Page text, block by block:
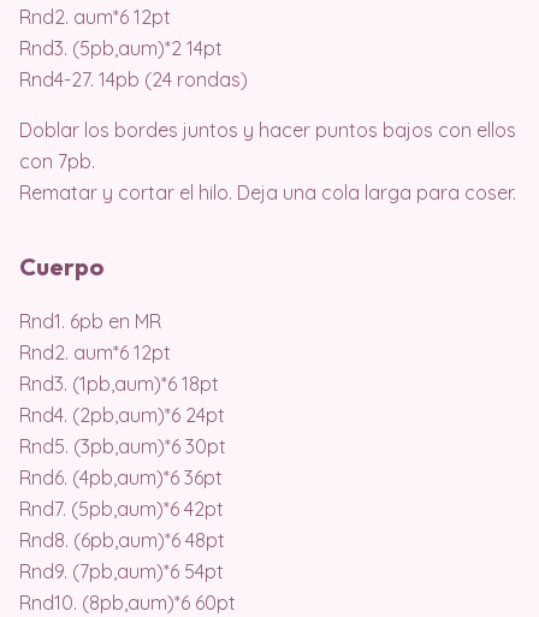
Rnd2. aum*6 12pt
Rnd3. (5pb,aum)*2 14pt
Rnd4-27. 14pb (24 rondas)
Doblar los bordes juntos y hacer puntos bajos con ellos
con 7pb.
Rematar y cortar el hilo. Deja una cola larga para coser.
Cuerpo
Rnd1. 6pb en MR
Rnd2. aum*6 12pt
Rnd3. (1pb,aum)*6 18pt
Rnd4. (2pb,aum)*6 24pt
Rnd5. (3pb,aum)*6 30pt
Rnd6. (4pb,aum)*6 36pt
Rnd7. (5pb,aum)*6 42pt
Rnd8. (6pb,aum)*6 48pt
Rnd9. (7pb,aum)*6 54pt
Rnd10. (8pb,aum)*6 60pt